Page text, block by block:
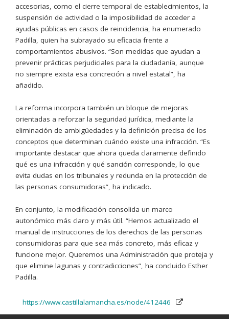
accesorias, como el cierre temporal de establecimientos, la
suspensión de actividad o la imposibilidad de acceder a
ayudas públicas en casos de reincidencia, ha enumerado
Padilla, quien ha subrayado su eficacia frente a
comportamientos abusivos. “Son medidas que ayudan a
prevenir prácticas perjudiciales para la ciudadanía, aunque
no siempre exista esa concreción a nivel estatal”, ha
añadido.
La reforma incorpora también un bloque de mejoras
orientadas a reforzar la seguridad jurídica, mediante la
eliminación de ambigüedades y la definición precisa de los
conceptos que determinan cuándo existe una infracción. “Es
importante destacar que ahora queda claramente definido
qué es una infracción y qué sanción corresponde, lo que
evita dudas en los tribunales y redunda en la protección de
las personas consumidoras”, ha indicado.
En conjunto, la modificación consolida un marco
autonómico más claro y más útil. “Hemos actualizado el
manual de instrucciones de los derechos de las personas
consumidoras para que sea más concreto, más eficaz y
funcione mejor. Queremos una Administración que proteja y
que elimine lagunas y contradicciones”, ha concluido Esther
Padilla.
https://www.castillalamancha.es/node/412446